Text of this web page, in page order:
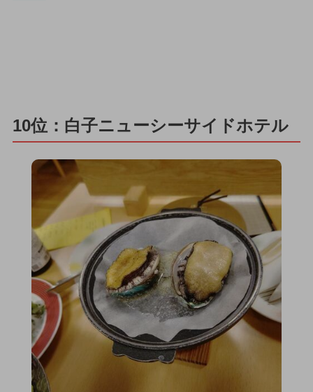
10位：白子ニューシーサイドホテル